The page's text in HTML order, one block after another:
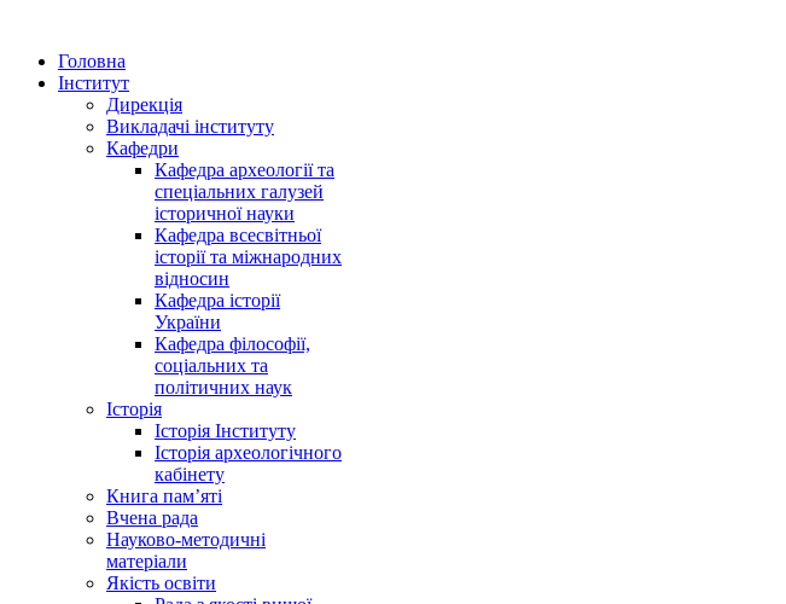
Головна
Інститут
Дирекція
Викладачі інституту
Кафедри
Кафедра археології та
спеціальних галузей
історичної науки
Кафедра всесвітньої
історії та міжнародних
відносин
Кафедра історії
України
Кафедра філософії,
соціальних та
політичних наук
Історія
Історія Інституту
Історія археологічного
кабінету
Книга памʼяті
Вчена рада
Науково-методичні
матеріали
Якість освіти